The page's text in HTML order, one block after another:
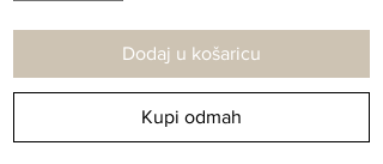
Dodaj u košaricu
Kupi odmah